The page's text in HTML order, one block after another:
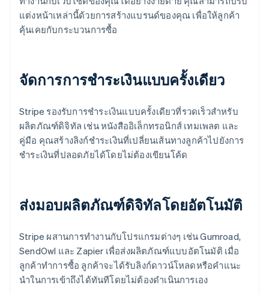
แต่งหน้าเหล่านี้ด้วยการสร้างแบรนด์ของคุณ เพื่อให้ลูกค้า
คุ้นเคยกับกระบวนการซื้อ
จัดการการชําระเงินแบบครั้งเดียว
Stripe รองรับการชําระเงินแบบครั้งเดียวที่รวดเร็วสําหรับ
ผลิตภัณฑ์ดิจิทัล เช่น หนังสืออิเล็กทรอนิกส์ เทมเพลต และ
คู่มือ คุณสร้างลิงก์ชําระเงินที่เปลี่ยนเส้นทางลูกค้าไปยังการ
ชําระเงินที่ปลอดภัยได้โดยไม่ต้องเขียนโค้ด
ส่งมอบผลิตภัณฑ์ดิจิทัลโดยอัตโนมัติ
Stripe ผสานการทํางานกับโปรแกรมต่างๆ เช่น Gumroad,
SendOwl และ Zapier เพื่อส่งผลิตภัณฑ์แบบอัตโนมัติ เมื่อ
ลูกค้าทําการซื้อ ลูกค้าจะได้รับลิงก์ดาวน์โหลดหรือคําแนะ
นําในการเข้าถึงได้ทันทีโดยไม่ต้องดําเนินการเอง